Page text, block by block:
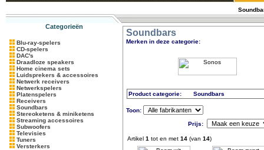
Categorieën
Blu-ray-spelers
CD-spelers
DAC's
Draadloze speakers
Home cinema sets
Luidsprekers & accessoires
Netwerk receivers
Netwerkspelers
Platenspelers
Receivers
Soundbars
Stereoketens & miniketens
Streaming accessoires
Subwoofers
Televisies
Tuners
Versterkers
Soundbars
Merken in deze categorie:
Product categorie: Soundbars
Toon:
Prijs:
Artikel 1 tot en met 14 (van 14)